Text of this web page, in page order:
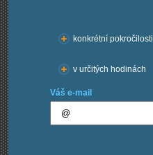
konkrétní pokročilosti
v určitých hodinách
Váš e-mail